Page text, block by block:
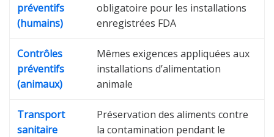
préventifs
(humains)
obligatoire pour les installations
enregistrées FDA
Contrôles
préventifs
(animaux)
Mêmes exigences appliquées aux
installations d’alimentation
animale
Transport
sanitaire
Préservation des aliments contre
la contamination pendant le